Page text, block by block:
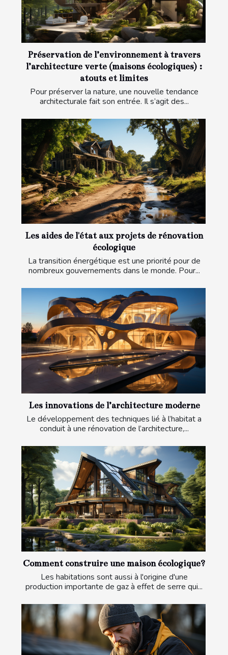
Préservation de l’environnement à travers
l’architecture verte (maisons écologiques) :
atouts et limites
Pour préserver la nature, une nouvelle tendance
architecturale fait son entrée. Il s’agit des...
Les aides de l'état aux projets de rénovation
écologique
La transition énergétique est une priorité pour de
nombreux gouvernements dans le monde. Pour...
Les innovations de l’architecture moderne
Le développement des techniques lié à l’habitat a
conduit à une rénovation de l’architecture,...
Comment construire une maison écologique?
Les habitations sont aussi à l'origine d'une
production importante de gaz à effet de serre qui...